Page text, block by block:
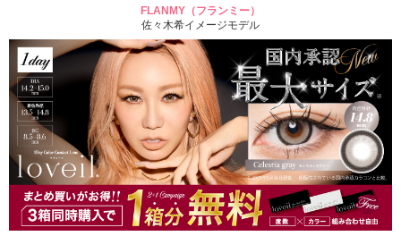
FLANMY（フランミー）
佐々木希イメージモデル